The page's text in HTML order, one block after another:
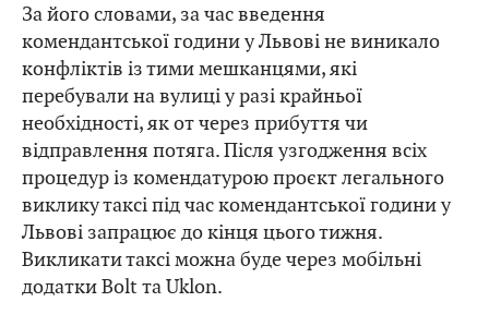
За його словами, за час введення
комендантської години у Львові не виникало
конфліктів із тими мешканцями, які
перебували на вулиці у разі крайньої
необхідності, як от через прибуття чи
відправлення потяга. Після узгодження всіх
процедур із комендатурою проєкт легального
виклику таксі під час комендантської години у
Львові запрацює до кінця цього тижня.
Викликати таксі можна буде через мобільні
додатки Bolt та Uklon.